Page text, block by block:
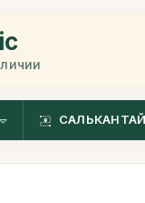
САЛЬКАНТАЙ